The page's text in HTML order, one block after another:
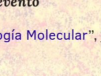
Molecular